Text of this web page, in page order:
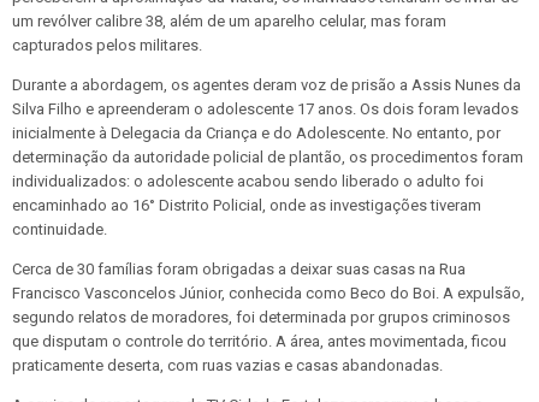
um revólver calibre 38, além de um aparelho celular, mas foram
capturados pelos militares.
Durante a abordagem, os agentes deram voz de prisão a Assis Nunes da
Silva Filho e apreenderam o adolescente 17 anos. Os dois foram levados
inicialmente à Delegacia da Criança e do Adolescente. No entanto, por
determinação da autoridade policial de plantão, os procedimentos foram
individualizados: o adolescente acabou sendo liberado o adulto foi
encaminhado ao 16° Distrito Policial, onde as investigações tiveram
continuidade.
Cerca de 30 famílias foram obrigadas a deixar suas casas na Rua
Francisco Vasconcelos Júnior, conhecida como Beco do Boi. A expulsão,
segundo relatos de moradores, foi determinada por grupos criminosos
que disputam o controle do território. A área, antes movimentada, ficou
praticamente deserta, com ruas vazias e casas abandonadas.